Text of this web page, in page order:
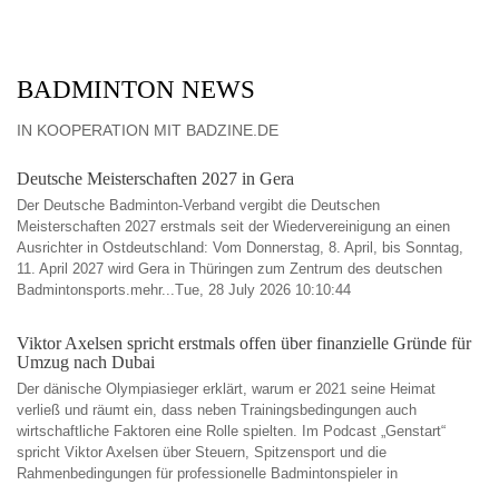
BADMINTON NEWS
IN KOOPERATION MIT BADZINE.DE
Deutsche Meisterschaften 2027 in Gera
Der Deutsche Badminton-Verband vergibt die Deutschen
Meisterschaften 2027 erstmals seit der Wiedervereinigung an einen
Ausrichter in Ostdeutschland: Vom Donnerstag, 8. April, bis Sonntag,
11. April 2027 wird Gera in Thüringen zum Zentrum des deutschen
Badmintonsports.mehr...Tue, 28 July 2026 10:10:44
Viktor Axelsen spricht erstmals offen über finanzielle Gründe für
Umzug nach Dubai
Der dänische Olympiasieger erklärt, warum er 2021 seine Heimat
verließ und räumt ein, dass neben Trainingsbedingungen auch
wirtschaftliche Faktoren eine Rolle spielten. Im Podcast „Genstart“
spricht Viktor Axelsen über Steuern, Spitzensport und die
Rahmenbedingungen für professionelle Badmintonspieler in